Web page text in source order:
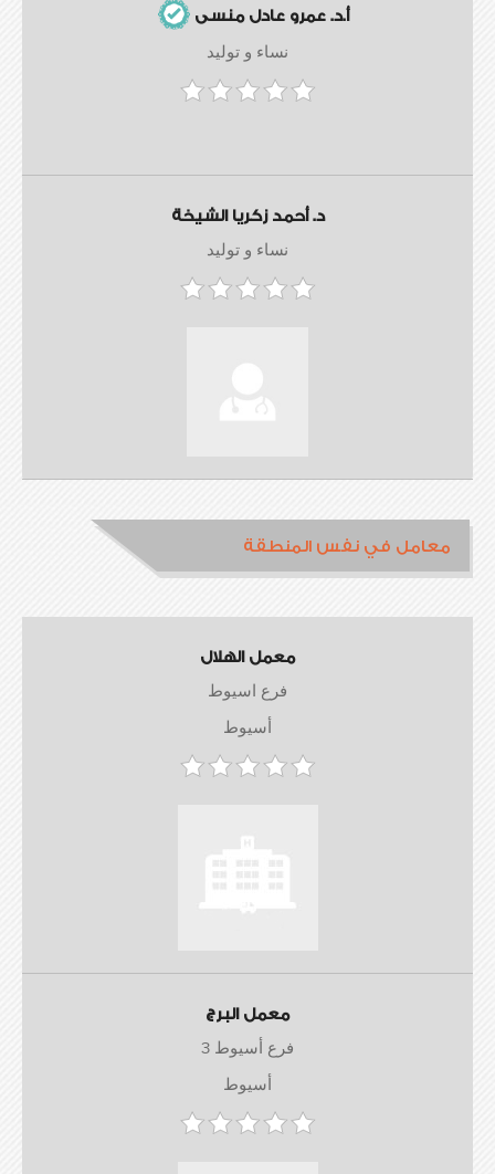
أ.د. عمرو عادل منسى
نساء و توليد
د. أحمد زكريا الشيخة
نساء و توليد
معامل في نفس المنطقة
معمل الهلال
فرع اسيوط
أسيوط
معمل البرج
فرع أسيوط 3
أسيوط